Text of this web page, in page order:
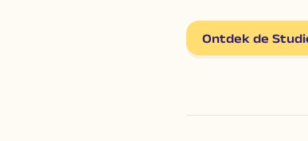
Ontdek de